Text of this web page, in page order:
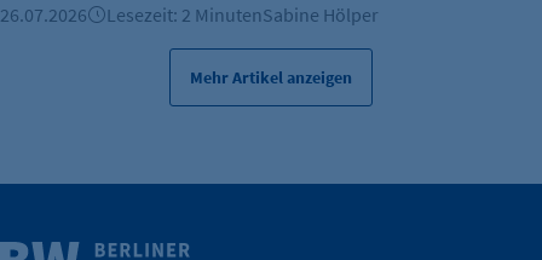
Weitere Infos
26.07.2026 Lesezeit: 2 MinutenSabine Hölper
Mehr Artikel anzeigen